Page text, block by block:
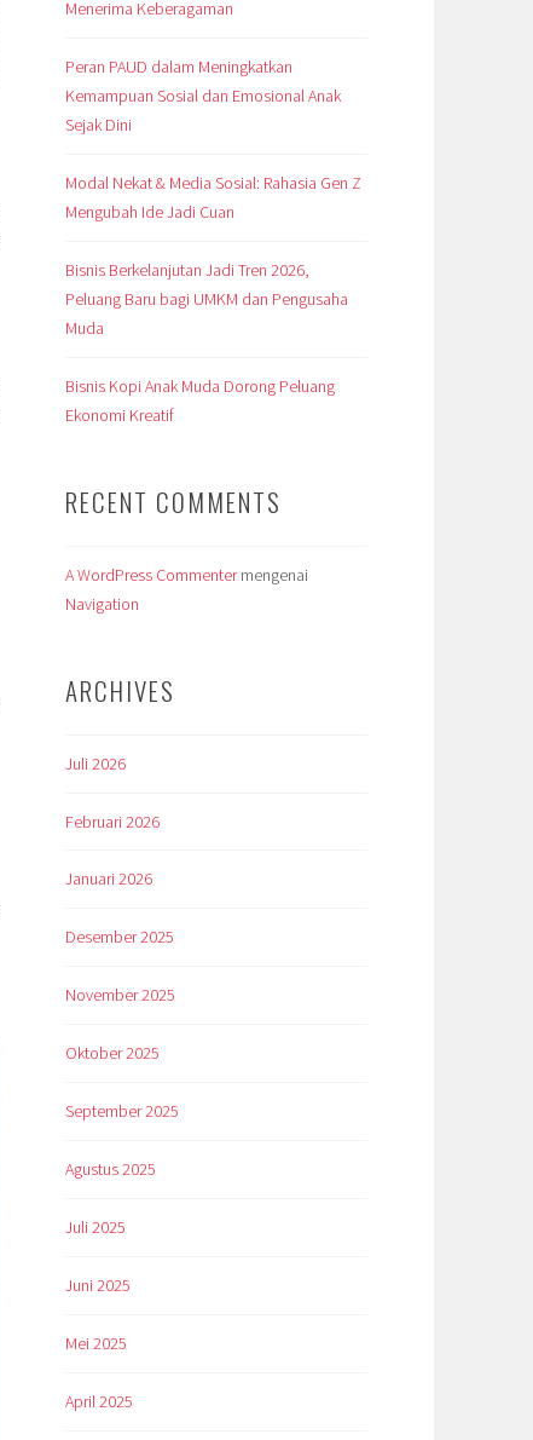
Menerima Keberagaman
Peran PAUD dalam Meningkatkan
Kemampuan Sosial dan Emosional Anak
Sejak Dini
Modal Nekat & Media Sosial: Rahasia Gen Z
Mengubah Ide Jadi Cuan
Bisnis Berkelanjutan Jadi Tren 2026,
Peluang Baru bagi UMKM dan Pengusaha
Muda
Bisnis Kopi Anak Muda Dorong Peluang
Ekonomi Kreatif
RECENT COMMENTS
A WordPress Commentermengenai
Navigation
ARCHIVES
Juli 2026
Februari 2026
Januari 2026
Desember 2025
November 2025
Oktober 2025
September 2025
Agustus 2025
Juli 2025
Juni 2025
Mei 2025
April 2025